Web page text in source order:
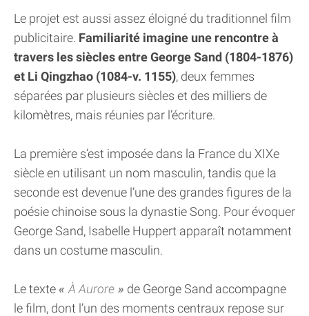
Le projet est aussi assez éloigné du traditionnel film
publicitaire. Familiarité imagine une rencontre à
travers les siècles entre George Sand (1804-1876)
et Li Qingzhao (1084-v. 1155), deux femmes
séparées par plusieurs siècles et des milliers de
kilomètres, mais réunies par l’écriture.
La première s’est imposée dans la France du XIXe
siècle en utilisant un nom masculin, tandis que la
seconde est devenue l’une des grandes figures de la
poésie chinoise sous la dynastie Song. Pour évoquer
George Sand, Isabelle Huppert apparaît notamment
dans un costume masculin.
Le texte À Aurore
de George Sand accompagne
le film, dont l’un des moments centraux repose sur